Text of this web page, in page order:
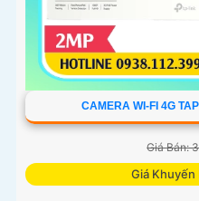
CAMERA WI-FI 4G
Giá Bán:
Giá Khuyến